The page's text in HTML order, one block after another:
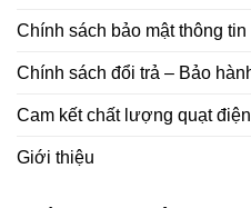
Chính sách bảo mật thông tin
Chính sách đổi trả – Bảo
Cam kết chất lượng quạt điện
Giới thiệu